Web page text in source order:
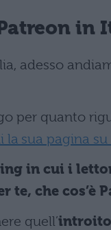
in
adesso
per quanto
sua pagina
in cui i
che cos’è
quell’introito